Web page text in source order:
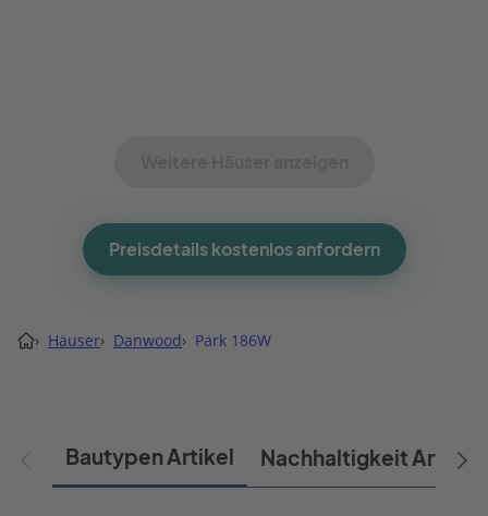
Preisdetails kostenlos anfordern
› Häuser› Danwood› Park 186W
Bautypen Artikel Nachhaltigkeit Artikel